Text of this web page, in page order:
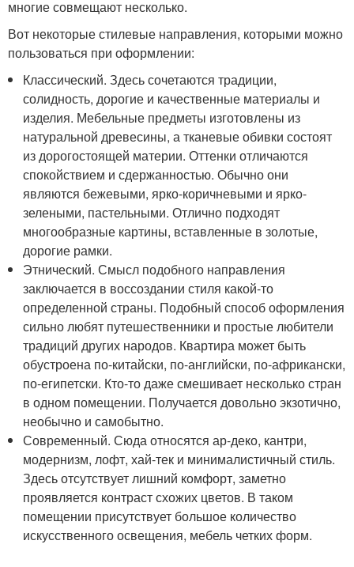
многие совмещают несколько.
Вот некоторые стилевые направления, которыми можно
пользоваться при оформлении:
Классический. Здесь сочетаются традиции,
солидность, дорогие и качественные материалы и
изделия. Мебельные предметы изготовлены из
натуральной древесины, а тканевые обивки состоят
из дорогостоящей материи. Оттенки отличаются
спокойствием и сдержанностью. Обычно они
являются бежевыми, ярко-коричневыми и ярко-
зелеными, пастельными. Отлично подходят
многообразные картины, вставленные в золотые,
дорогие рамки.
Этнический. Смысл подобного направления
заключается в воссоздании стиля какой-то
определенной страны. Подобный способ оформления
сильно любят путешественники и простые любители
традиций других народов. Квартира может быть
обустроена по-китайски, по-английски, по-африкански,
по-египетски. Кто-то даже смешивает несколько стран
в одном помещении. Получается довольно экзотично,
необычно и самобытно.
Современный. Сюда относятся ар-деко, кантри,
модернизм, лофт, хай-тек и минималистичный стиль.
Здесь отсутствует лишний комфорт, заметно
проявляется контраст схожих цветов. В таком
помещении присутствует большое количество
искусственного освещения, мебель четких форм.